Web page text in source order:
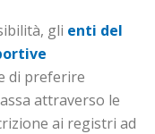
gli enti del
di preferire
attraverso le
ai registri ad